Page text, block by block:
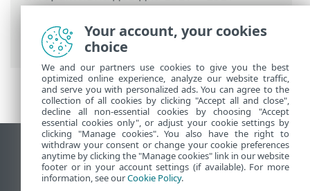
PROTECT>Початок роботи>ESET
PROTECTВеб-консоль> Налаштування
фільтрів і макетів
Переглянути повну версію
End of Life
База знань ESET
Your account, your cookies
choice
We and our partners use cookies to give you the best
optimized online experience, analyze our website traffic,
and serve you with personalized ads. You can agree to the
collection of all cookies by clicking "Accept all and close",
decline all non-essential cookies by choosing "Accept
essential cookies only", or adjust your cookie settings by
clicking "Manage cookies". You also have the right to
withdraw your consent or change your cookie preferences
anytime by clicking the "Manage cookies" link in our website
footer or in your account settings (if available). For more
information, see ourCookie Policy.